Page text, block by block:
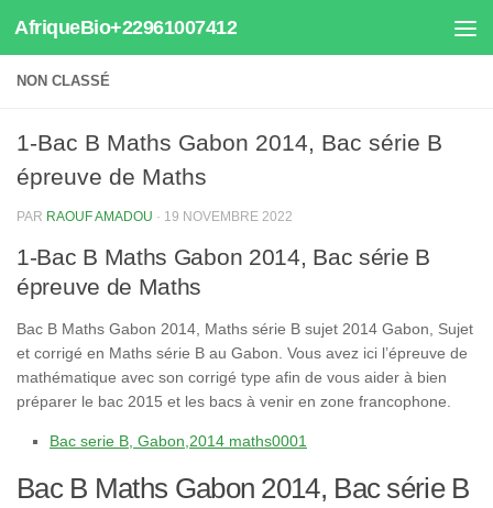
Au dessous du contenu
AfriqueBio+22961007412
NON CLASSÉ
1-Bac B Maths Gabon 2014, Bac série B
épreuve de Maths
PAR RAOUF AMADOU · 19 NOVEMBRE 2022
1-Bac B Maths Gabon 2014, Bac série B
épreuve de Maths
Bac B Maths Gabon 2014, Maths série B sujet 2014 Gabon, Sujet
et corrigé en Maths série B au Gabon. Vous avez ici l’épreuve de
mathématique avec son corrigé type afin de vous aider à bien
préparer le bac 2015 et les bacs à venir en zone francophone.
Bac serie B, Gabon,2014 maths0001
Bac B Maths Gabon 2014, Bac série B